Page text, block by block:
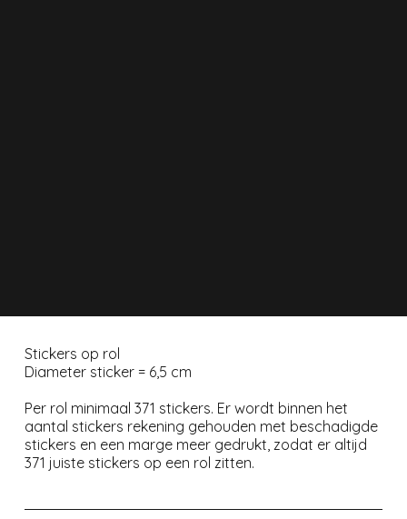
Stickers op rol
Diameter sticker = 6,5 cm
Per rol minimaal 371 stickers. Er wordt binnen het
aantal stickers rekening gehouden met beschadigde
stickers en een marge meer gedrukt, zodat er altijd
371 juiste stickers op een rol zitten.